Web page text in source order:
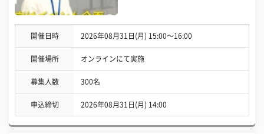
開催日時 2026年08月31日(月) 15:00〜16:00
開催場所 オンラインにて実施
募集人数 300名
申込締切 2026年08月31日(月) 14:00